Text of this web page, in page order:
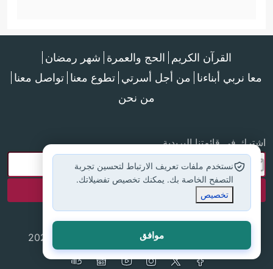
القرآن الكريم الحج والعمرة شهر رمضان
معا نربي أبناءنا من أجل أسرتي تطوع معنا تواصل معنا
من نحن
اشترك في قائمتنا البريدية
جميع الحقوق محفوظة لموقع إسلام أون لاين © 2025
نستخدم ملفات تعريف الارتباط لتحسين تجربة
التصفح الخاصة بك. يمكنك تخصيص تفضيلاتك.
تخصيص
موافق